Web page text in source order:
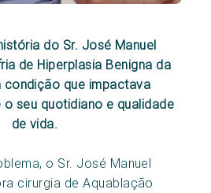
do Sr. José Manuel
de Hiperplasia Benigna da
condição que impactava
seu quotidiano e qualidade
de vida.
o Sr. José Manuel
cirurgia de Aquablação